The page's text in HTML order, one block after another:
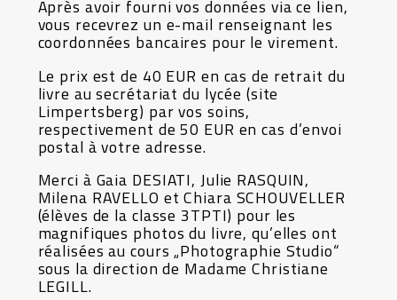
Après avoir fourni vos données via ce lien,
vous recevrez un e-mail renseignant les
coordonnées bancaires pour le virement.
Le prix est de 40 EUR en cas de retrait du
livre au secrétariat du lycée (site
Limpertsberg) par vos soins,
respectivement de 50 EUR en cas d’envoi
postal à votre adresse.
Merci à Gaia DESIATI, Julie RASQUIN,
Milena RAVELLO et Chiara SCHOUVELLER
(élèves de la classe 3TPTI) pour les
magnifiques photos du livre, qu’elles ont
réalisées au cours „Photographie Studio“
sous la direction de Madame Christiane
LEGILL.